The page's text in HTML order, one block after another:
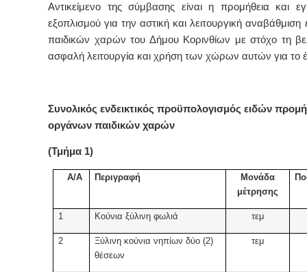
Αντικείμενο της σύμβασης είναι η προμήθεια και
εξοπλισμού για την αστική και λειτουργική αναβάθμιση
παιδικών χαρών του Δήμου Κορινθίων με στόχο τη
ασφαλή λειτουργία και χρήση των χώρων αυτών για το
Συνολικός ενδεικτικός προϋπολογισμός ειδών
οργάνων παιδικών χαρών
(Τμήμα 1)
Α/Α Περιγραφή
Μονάδα
μέτρησης
1 Κούνια ξύλινη φωλιά τεμ
2
Ξύλινη κούνια νηπίων δύο (2)
θέσεων
τεμ